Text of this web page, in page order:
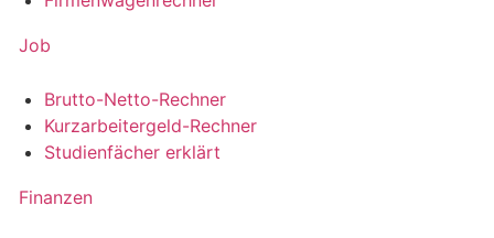
Job
Brutto-Netto-Rechner
Kurzarbeitergeld-Rechner
Studienfächer erklärt
Finanzen